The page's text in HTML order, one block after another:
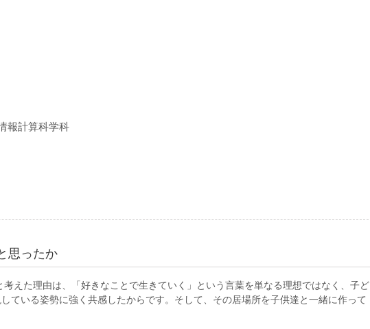
報計算科学科
思ったか
えた理由は、「好きなことで生きていく」という言葉を単なる理想ではなく、子ど
ている姿勢に強く共感したからです。そして、その居場所を子供達と一緒に作って